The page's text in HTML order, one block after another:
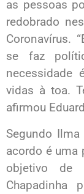
as pessoas
redobrado
Coronavírus.
se faz
necessidade
vidas à toa.
afirmou
Segundo
acordo é uma
objetivo de
Chapadinha